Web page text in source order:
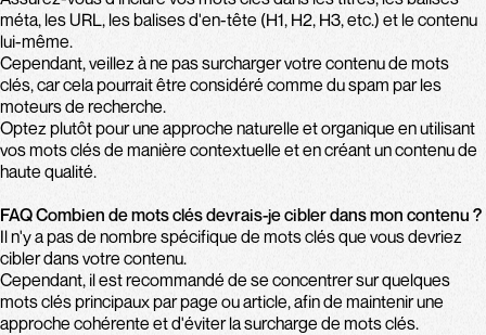
méta, les URL, les balises d'en-tête (H1, H2, H3, etc.) et le contenu
lui-même.
Cependant, veillez à ne pas surcharger votre contenu de mots
clés, car cela pourrait être considéré comme du spam par les
moteurs de recherche.
Optez plutôt pour une approche naturelle et organique en utilisant
vos mots clés de manière contextuelle et en créant un contenu de
haute qualité.
FAQ Combien de mots clés devrais-je cibler dans mon contenu ?
Il n'y a pas de nombre spécifique de mots clés que vous devriez
cibler dans votre contenu.
Cependant, il est recommandé de se concentrer sur quelques
mots clés principaux par page ou article, afin de maintenir une
approche cohérente et d'éviter la surcharge de mots clés.